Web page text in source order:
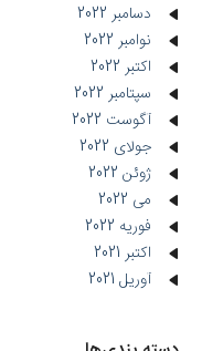
دسامبر 2022
نوامبر 2022
اکتبر 2022
سپتامبر 2022
آگوست 2022
جولای 2022
ژوئن 2022
می 2022
فوریه 2022
اکتبر 2021
آوریل 2021